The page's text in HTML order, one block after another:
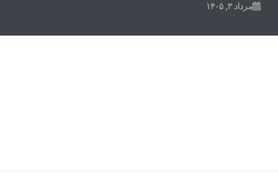
مرداد ۳, ۱۴۰۵